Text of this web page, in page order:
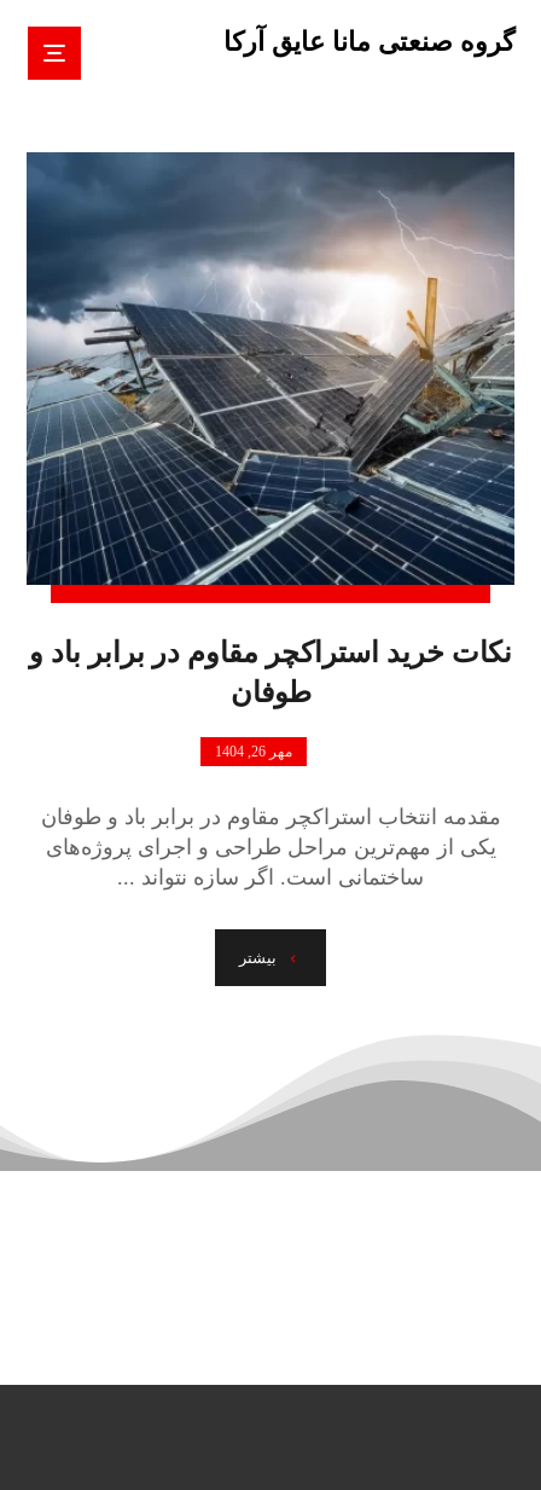
گروه صنعتی مانا عایق آرکا
نکات خرید استراکچر مقاوم در برابر باد و
طوفان
مهر 26, 1404
مقدمه انتخاب استراکچر مقاوم در برابر باد و طوفان
یکی از مهم‌ترین مراحل طراحی و اجرای پروژه‌های
ساختمانی است. اگر سازه نتواند ...
بیشتر